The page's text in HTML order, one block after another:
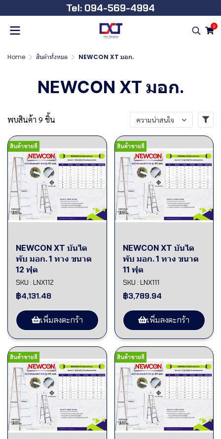
Tel: 094-569-4994
0
Home สินค้าทั้งหมด NEWCON XT มอก.
NEWCON XT มอก.
พบสินค้า 9 ชิ้น ความน่าสนใจ
สินค้าขายดี
NEWCON XT บันได
พับ มอก. 1 ทาง ขนาด
12 ฟุต
SKU : LNX112
฿4,131.48
เพิ่มลงตะกร้า
สินค้าขายดี
NEWCON XT บันได
พับ มอก. 1 ทาง ขนาด
11 ฟุต
SKU : LNX111
฿3,789.94
เพิ่มลงตะกร้า
สินค้าขายดี สินค้าขายดี